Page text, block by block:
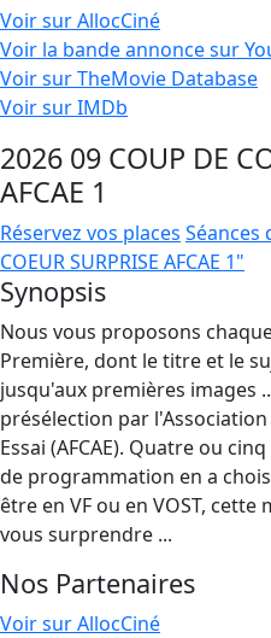
Voir sur AllocCiné
Voir la bande annonce sur
Voir sur TheMovie Database
Voir sur IMDb
2026 09 COUP DE
AFCAE 1
Réservez vos places Séances
COEUR SURPRISE AFCAE 1"
Synopsis
Nous vous proposons
Première, dont le titre et le
jusqu'aux premières images
présélection par
Essai (AFCAE). Quatre ou
de programmation en a
être en VF ou en VOST,
vous surprendre ...
Nos Partenaires
Voir sur AllocCiné